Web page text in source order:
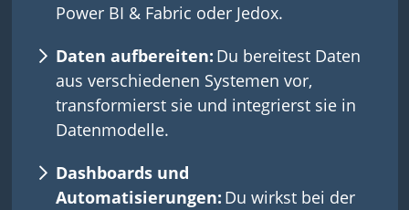
Power BI & Fabric oder Jedox.
Daten aufbereiten: Du bereitest Daten
aus verschiedenen Systemen vor,
transformierst sie und integrierst sie in
Datenmodelle.
Dashboards und
Automatisierungen: Du wirkst bei der